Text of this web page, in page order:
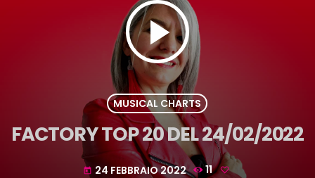
play_arrow
MUSICAL CHARTS
FACTORY TOP 20 DEL 24/02/2022
today 24 FEBBRAIO 2022 11